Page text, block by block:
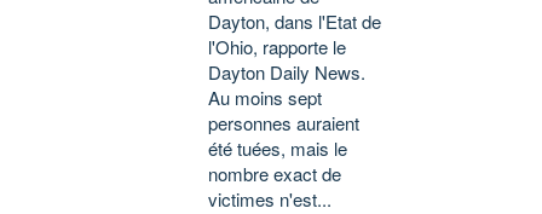
Dayton, dans l'Etat de
l'Ohio, rapporte le
Dayton Daily News.
Au moins sept
personnes auraient
été tuées, mais le
nombre exact de
victimes n'est...